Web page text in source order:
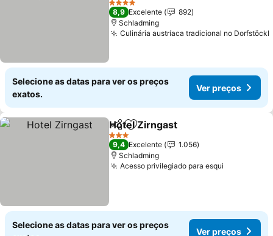
4 Estrelas
8,9 Excelente
892
Schladming
Culinária austríaca tradicional no Dorfstöckl
Selecione as datas para ver os preços
exatos.
Ver preços
PartilharAdicionar aos favoritos
Hotel Zirngast
3 Estrelas
9,4 Excelente
1.056
Schladming
Acesso privilegiado para esqui
Selecione as datas para ver os preços
Ver preços